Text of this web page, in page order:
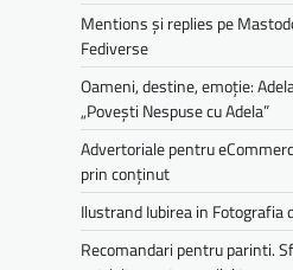
Mentions și replies pe
Fediverse
Oameni, destine, emoție:
„Povești Nespuse cu Adela”
Advertoriale pentru
prin conținut
Ilustrand Iubirea in Fotografia
Recomandari pentru parinti.